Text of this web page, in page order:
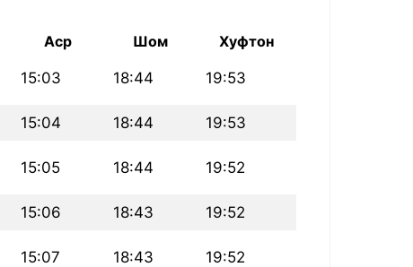
Аср Шом Хуфтон
15:03 18:44 19:53
15:04 18:44 19:53
15:05 18:44 19:52
15:06 18:43 19:52
15:07 18:43 19:52